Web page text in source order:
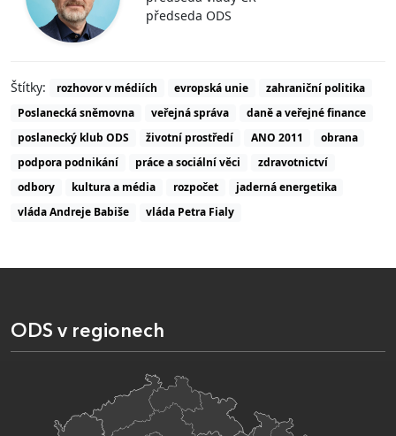
předseda ODS
Štítky: rozhovor v médiích evropská unie
zahraniční politika
Poslanecká sněmovna
veřejná správa
daně a veřejné finance
poslanecký klub ODS
životní prostředí ANO 2011
obrana
podpora podnikání
práce a sociální věci
zdravotnictví
odbory
kultura a média rozpočet
jaderná energetika
vláda Andreje Babiše
vláda Petra Fialy
ODS v regionech